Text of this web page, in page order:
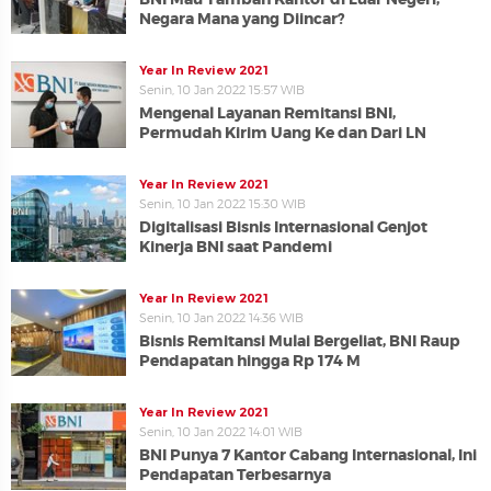
Negara Mana yang Diincar?
Year In Review 2021
Senin, 10 Jan 2022 15:57 WIB
Mengenal Layanan Remitansi BNI,
Permudah Kirim Uang Ke dan Dari LN
Year In Review 2021
Senin, 10 Jan 2022 15:30 WIB
Digitalisasi Bisnis Internasional Genjot
Kinerja BNI saat Pandemi
Year In Review 2021
Senin, 10 Jan 2022 14:36 WIB
Bisnis Remitansi Mulai Bergeliat, BNI Raup
Pendapatan hingga Rp 174 M
Year In Review 2021
Senin, 10 Jan 2022 14:01 WIB
BNI Punya 7 Kantor Cabang Internasional, Ini
Pendapatan Terbesarnya